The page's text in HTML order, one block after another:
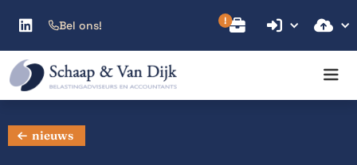
Bel ons!
  
nieuws